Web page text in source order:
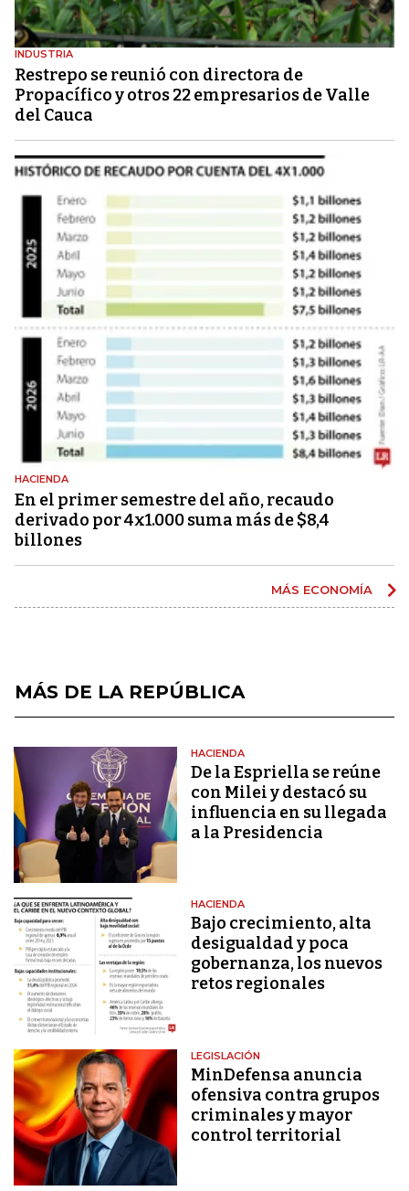
INDUSTRIA
Restrepo se reunió con directora de
Propacífico y otros 22 empresarios de Valle
del Cauca
HACIENDA
En el primer semestre del año, recaudo
derivado por 4x1.000 suma más de $8,4
billones
MÁS ECONOMÍA
MÁS DE LA REPÚBLICA
HACIENDA
De la Espriella se reúne
con Milei y destacó su
influencia en su llegada
a la Presidencia
HACIENDA
Bajo crecimiento, alta
desigualdad y poca
gobernanza, los nuevos
retos regionales
LEGISLACIÓN
MinDefensa anuncia
ofensiva contra grupos
criminales y mayor
control territorial